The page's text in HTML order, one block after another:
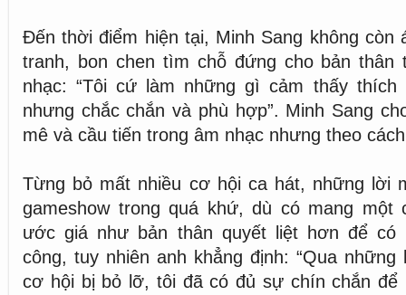
Đến thời điểm hiện tại, Minh Sang không còn
tranh, bon chen tìm chỗ đứng cho bản thân
nhạc: “Tôi cứ làm những gì cảm thấy thích
nhưng chắc chắn và phù hợp”. Minh Sang
mê và cầu tiến trong âm nhạc nhưng theo
Từng bỏ mất nhiều cơ hội ca hát, những lời
gameshow trong quá khứ, dù có mang một
ước giá như bản thân quyết liệt hơn để có
công, tuy nhiên anh khẳng định: “Qua những
cơ hội bị bỏ lỡ, tôi đã có đủ sự chín chắn để